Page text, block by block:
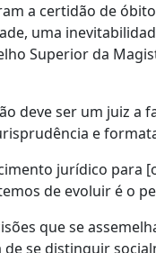
a certidão de
uma
Superior da
deve ser um juiz a
e
jurídico para
de evoluir é o
que se
se distinguir